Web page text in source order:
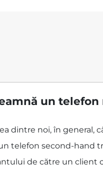
un telefon
dintre noi, în general,
telefon second-hand
de către un client